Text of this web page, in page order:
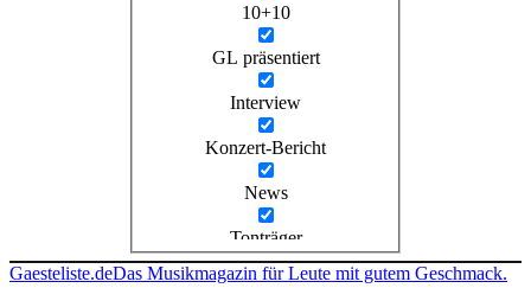
10+10
GL präsentiert
Interview
Konzert-Bericht
News
Tonträger
Gaesteliste.deDas Musikmagazin für Leute mit gutem Geschmack.